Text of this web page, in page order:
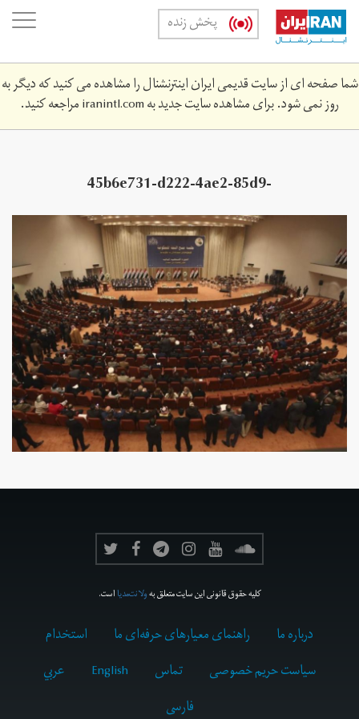
Skip
main
content
پخش زنده
شما صفحه ای از سایت قدیمی ایران اینترنشنال را مشاهده می کنید که دیگر به
روز نمی شود. برای مشاهده سایت جدید بهiranintl.comمراجعه کنید.
45b6e731-d222-4ae2-85d9-
b86025bef071_cx0_cy9_cw0_w1023_r1_s.jpg
کلیه حقوق قانونی این سایت متعلق بهولانت‌مدیااست.
درباره ما راهنمای معیارهای حرفه‌ای ما
استخدام
سیاست حریم خصوصی
تماس English
عربي
فارسى